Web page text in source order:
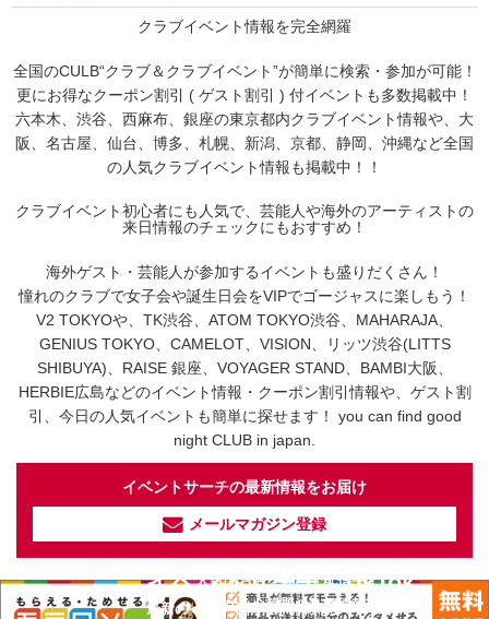
クラブイベント情報を完全網羅
全国のCULB“クラブ＆クラブイベント”が簡単に検索・参加が可能！
更にお得なクーポン割引 ( ゲスト割引 ) 付イベントも多数掲載中！
六本木、渋谷、西麻布、銀座の東京都内クラブイベント情報や、大
阪、名古屋、仙台、博多、札幌、新潟、京都、静岡、沖縄など全国
の人気クラブイベント情報も掲載中！！
クラブイベント初心者にも人気で、芸能人や海外のアーティストの
来日情報のチェックにもおすすめ！
海外ゲスト・芸能人が参加するイベントも盛りだくさん！
憧れのクラブで女子会や誕生日会をVIPでゴージャスに楽しもう！
V2 TOKYOや、TK渋谷、ATOM TOKYO渋谷、MAHARAJA、
GENIUS TOKYO、CAMELOT、VISION、リッツ渋谷(LITTS
SHIBUYA)、RAISE 銀座、VOYAGER STAND、BAMBI大阪、
HERBIE広島などのイベント情報・クーポン割引情報や、ゲスト割
引、今日の人気イベントも簡単に探せます！ you can find good
night CLUB in japan.
イベントサーチの最新情報をお届け
メールマガジン登録
イベントサーチ - TikTok
最新のイベント情報やお得なクーポン
人気のお店を動画で配信中！
気になる今話題の人気情報も